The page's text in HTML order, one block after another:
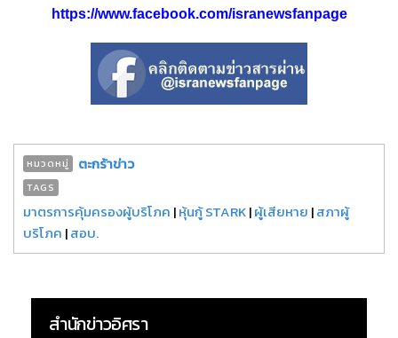
https://www.facebook.com/isranewsfanpage
หมวดหมู่ ตะกร้าข่าว
TAGS
มาตรการคุ้มครองผู้บริโภค |หุ้นกู้ STARK|ผู้เสียหาย |สภาผู้
บริโภค |สอบ.
สำนักข่าวอิศรา